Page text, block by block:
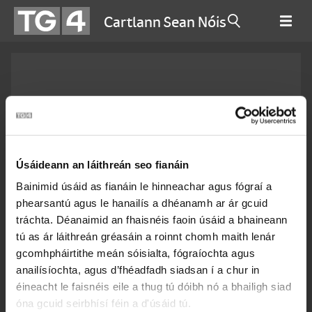
Úsáideann an láithreán seo fianáin
Bainimid úsáid as fianáin le hinneachar agus fógraí a
phearsantú agus le hanailís a dhéanamh ar ár gcuid
tráchta. Déanaimid an fhaisnéis faoin úsáid a bhaineann
tú as ár láithreán gréasáin a roinnt chomh maith lenár
gcomhpháirtithe meán sóisialta, fógraíochta agus
anailísíochta, agus d’fhéadfadh siadsan í a chur in
éineacht le faisnéis eile a thug tú dóibh nó a bhailigh siad
óna gcuid seirbhísí féin a d'úsáid tú.
Cartlann Sean Nóis
Micheál Ó Confhaola
Ceantar